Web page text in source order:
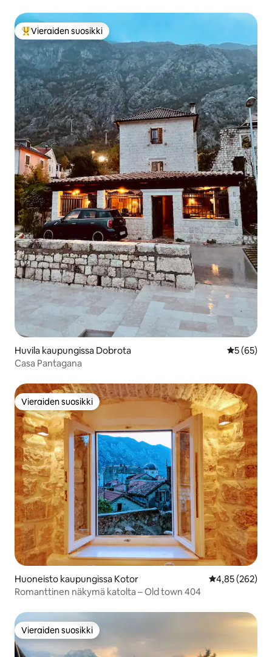
Vieraiden suosikkien parhaimmistoa
Vieraiden suosikki
Huvila kaupungissa Dobrota
5 (65)
Casa Pantagana
Vieraiden suosikki
Vieraiden suosikki
Huoneisto kaupungissa Kotor
4,85 (262)
Romanttinen näkymä katolta – Old town 404
Vieraiden suosikki
Vieraiden suosikki